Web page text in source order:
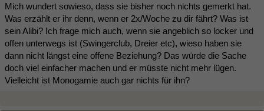
Mich wundert sowieso, dass sie bisher noch nichts gemerkt hat.
Was erzählt er ihr denn, wenn er 2x/Woche zu dir fährt? Was ist
sein Alibi? Ich frage mich auch, wenn sie angeblich so locker und
offen unterwegs ist (Swingerclub, Dreier etc), wieso haben sie
dann nicht längst eine offene Beziehung? Das würde die Sache
doch viel einfacher machen und er müsste nicht mehr lügen.
Vielleicht ist Monogamie auch gar nichts für ihn?